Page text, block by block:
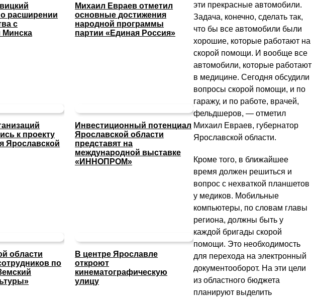
расширении
с
Минска
Михаил Евраев отметил
основные достижения
народной программы
партии «Единая Россия»
к проекту
Ярославской
Инвестиционный потенциал
Ярославской области
представят на
международной выставке
«ИННОПРОМ»
области
по
В центре Ярославле
откроют
кинематографическую
улицу
эти прекрасные автомобили.
Задача, конечно, сделать так,
что бы все автомобили были
хорошие, которые работают на
скорой помощи. И вообще все
автомобили, которые работают
в медицине. Сегодня обсудили
вопросы скорой помощи, и по
гаражу, и по работе, врачей,
фельдшеров, — отметил
Михаил Евраев, губернатор
Ярославской области.
Кроме того, в ближайшее
время должен решиться и
вопрос с нехваткой планшетов
у медиков. Мобильные
компьютеры, по словам главы
региона, должны быть у
каждой бригады скорой
помощи. Это необходимость
для перехода на электронный
документооборот. На эти цели
из областного бюджета
планируют выделить